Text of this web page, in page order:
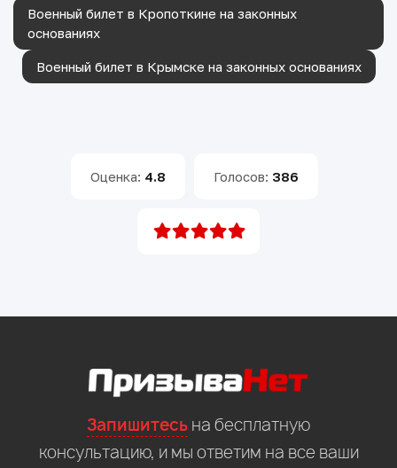
Военный билет в Кропоткине на законных
основаниях
Военный билет в Крымске на законных основаниях
Оценка: 4.8 Голосов: 386
Запишитесь на бесплатную
консультацию, и мы ответим на все ваши